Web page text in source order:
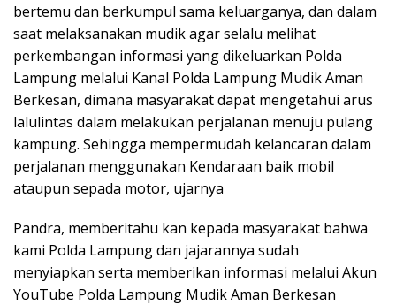
bertemu dan berkumpul sama keluarganya, dan dalam
saat melaksanakan mudik agar selalu melihat
perkembangan informasi yang dikeluarkan Polda
Lampung melalui Kanal Polda Lampung Mudik Aman
Berkesan, dimana masyarakat dapat mengetahui arus
lalulintas dalam melakukan perjalanan menuju pulang
kampung. Sehingga mempermudah kelancaran dalam
perjalanan menggunakan Kendaraan baik mobil
ataupun sepada motor, ujarnya
Pandra, memberitahu kan kepada masyarakat bahwa
kami Polda Lampung dan jajarannya sudah
menyiapkan serta memberikan informasi melalui Akun
YouTube Polda Lampung Mudik Aman Berkesan